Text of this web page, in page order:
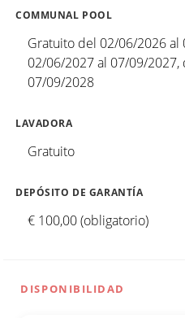
COMMUNAL POOL
Gratuito del 02/06/2026 al
02/06/2027 al 07/09/
07/09/2028
LAVADORA
Gratuito
DEPÓSITO DE GARANTÍA
€ 100,00 (obligatorio)
DISPONIBILIDAD